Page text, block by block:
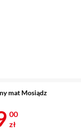
mat Mosiądz
1 459 zł
00
zł